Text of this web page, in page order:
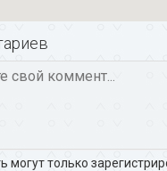
могут только